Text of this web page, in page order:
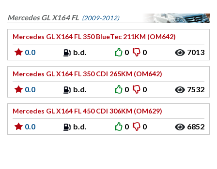
Mercedes GL X164 FL (2009-2012)
Mercedes GL X164 FL 350 BlueTec 211KM (OM642)
0.0 b.d. 0 0 7013
Mercedes GL X164 FL 350 CDI 265KM (OM642)
0.0 b.d. 0 0 7532
Mercedes GL X164 FL 450 CDI 306KM (OM629)
0.0 b.d. 0 0 6852